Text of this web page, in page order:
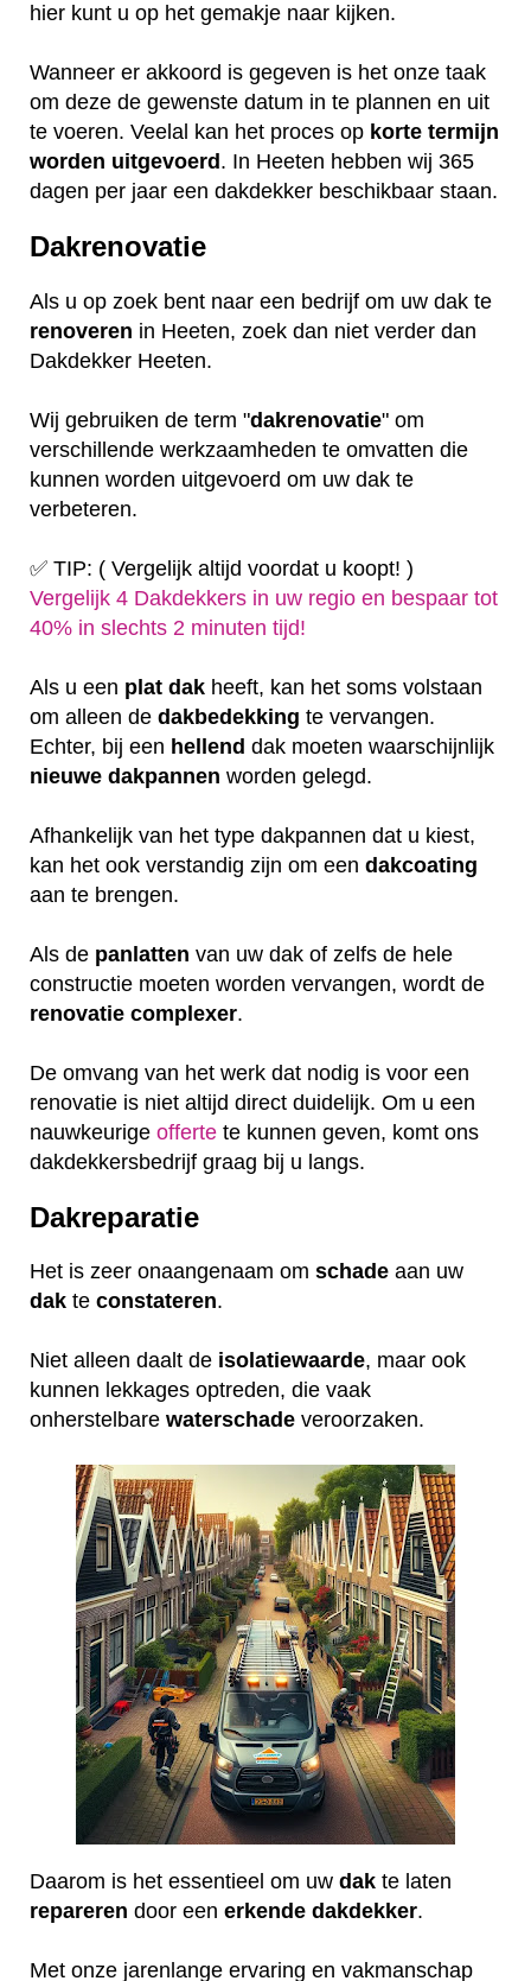
hier kunt u op het gemakje naar kijken.
Wanneer er akkoord is gegeven is het onze taak
om deze de gewenste datum in te plannen en uit
te voeren. Veelal kan het proces op korte termijn
worden uitgevoerd . In Heeten hebben wij 365
dagen per jaar een dakdekker beschikbaar staan.
Dakrenovatie
Als u op zoek bent naar een bedrijf om uw dak te
renoveren in Heeten, zoek dan niet verder dan
Dakdekker Heeten.
Wij gebruiken de term "dakrenovatie" om
verschillende werkzaamheden te omvatten die
kunnen worden uitgevoerd om uw dak te
verbeteren.
✅ TIP: ( Vergelijk altijd voordat u koopt! )
Vergelijk 4 Dakdekkers in uw regio en bespaar tot
40% in slechts 2 minuten tijd!
Als u een plat dak heeft, kan het soms volstaan
om alleen de dakbedekking te vervangen.
Echter, bij een hellend dak moeten waarschijnlijk
nieuwe dakpannen worden gelegd.
Afhankelijk van het type dakpannen dat u kiest,
kan het ook verstandig zijn om een dakcoating
aan te brengen.
Als de panlatten van uw dak of zelfs de hele
constructie moeten worden vervangen, wordt de
renovatie complexer.
De omvang van het werk dat nodig is voor een
renovatie is niet altijd direct duidelijk. Om u een
nauwkeurige offerte te kunnen geven, komt ons
dakdekkersbedrijf graag bij u langs.
Dakreparatie
Het is zeer onaangenaam om schade aan uw
dak te constateren.
Niet alleen daalt de isolatiewaarde, maar ook
kunnen lekkages optreden, die vaak
onherstelbare waterschade veroorzaken.
Daarom is het essentieel om uw dak te laten
repareren door een erkende dakdekker.
Met onze jarenlange ervaring en vakmanschap